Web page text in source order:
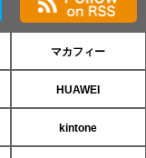
マカフィー
HUAWEI
kintone